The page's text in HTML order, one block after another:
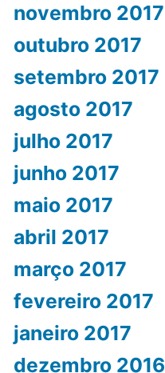
novembro 2017
outubro 2017
setembro 2017
agosto 2017
julho 2017
junho 2017
maio 2017
abril 2017
março 2017
fevereiro 2017
janeiro 2017
dezembro 2016